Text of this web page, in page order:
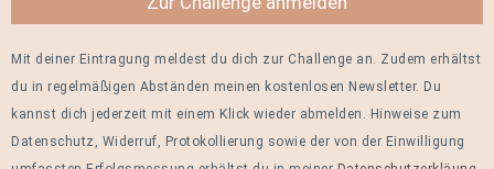
Mit deiner Eintragung meldest du dich zur Challenge an. Zudem erhältst
du in regelmäßigen Abständen meinen kostenlosen Newsletter. Du
kannst dich jederzeit mit einem Klick wieder abmelden. Hinweise zum
Datenschutz, Widerruf, Protokollierung sowie der von der Einwilligung